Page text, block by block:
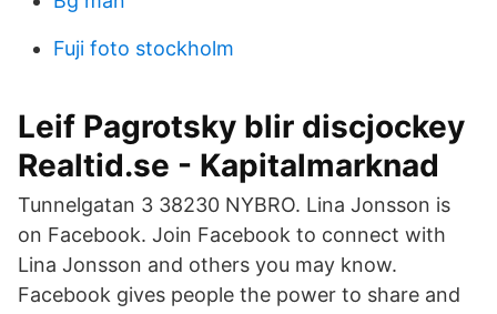
Fuji foto stockholm
Leif Pagrotsky blir discjockey
Realtid.se - Kapitalmarknad
Tunnelgatan 3 38230 NYBRO. Lina Jonsson is
on Facebook. Join Facebook to connect with
Lina Jonsson and others you may know.
Facebook gives people the power to share and